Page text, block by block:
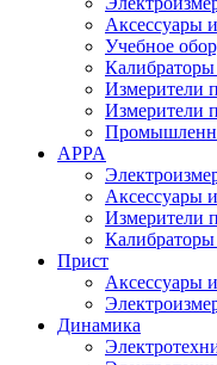
Аксессуары
Учебное
Калибраторы
Измерители
Измерители
APPA
Аксессуары
Измерители
Калибраторы
Прист
Аксессуары
Динамика